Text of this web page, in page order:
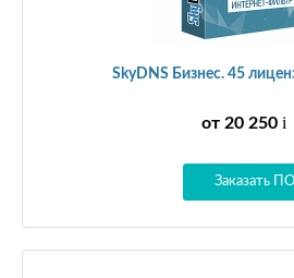
SkyDNS Бизнес. 45
от 20 250 i
Заказать ПО